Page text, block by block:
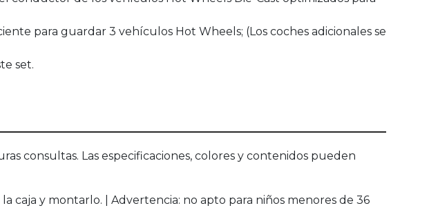
para guardar 3 vehículos Hot Wheels; (Los coches adicionales se
set.
consultas. Las especificaciones, colores y contenidos pueden
caja y montarlo. | Advertencia: no apto para niños menores de 36